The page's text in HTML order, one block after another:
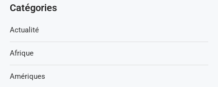
Catégories
Actualité
Afrique
Amériques